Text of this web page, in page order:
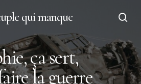
qui manque
ça sert,
la guerre